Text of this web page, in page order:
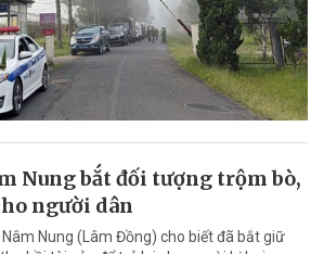
Nung bắt đối tượng trộm bò,
người dân
Nung (Lâm Đồng) cho biết đã bắt giữ